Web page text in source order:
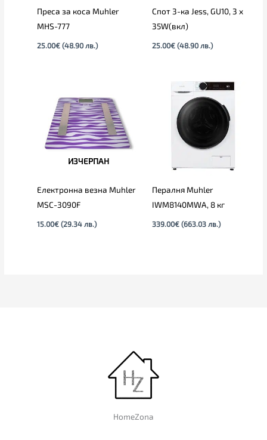
Преса за коса Muhler
MHS-777
25.00€ (48.90 лв.)
Спот 3-ка Jess, GU10, 3 x
35W(вкл)
25.00€ (48.90 лв.)
ИЗЧЕРПАН
Електронна везна Muhler
MSC-3090F
15.00€ (29.34 лв.)
Пералня Muhler
IWM8140MWA, 8 кг
339.00€ (663.03 лв.)
HomeZona